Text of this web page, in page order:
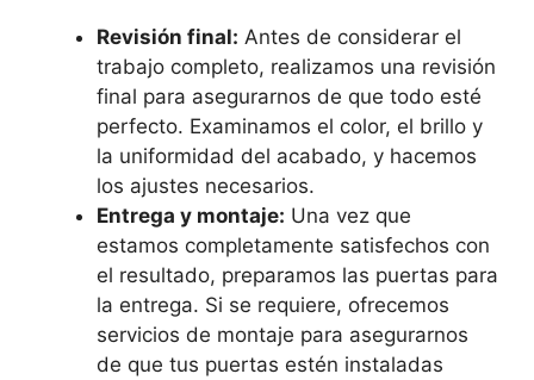
Revisión final: Antes de considerar el
trabajo completo, realizamos una revisión
final para asegurarnos de que todo esté
perfecto. Examinamos el color, el brillo y
la uniformidad del acabado, y hacemos
los ajustes necesarios.
Entrega y montaje: Una vez que
estamos completamente satisfechos con
el resultado, preparamos las puertas para
la entrega. Si se requiere, ofrecemos
servicios de montaje para asegurarnos
de que tus puertas estén instaladas